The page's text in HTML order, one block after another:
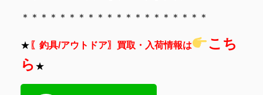
＊＊＊＊＊＊＊＊＊＊＊＊＊＊＊＊＊＊＊＊
★ 〖釣具/アウトドア〗買取・入荷情報は
こち
ら ★